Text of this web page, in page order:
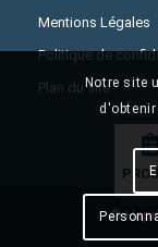
Mentions Légales
Politique de
Plan du site
©
Notre site